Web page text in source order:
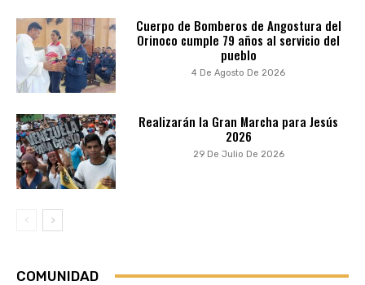
Cuerpo de Bomberos de Angostura del
Orinoco cumple 79 años al servicio del
pueblo
4 De Agosto De 2026
Realizarán la Gran Marcha para Jesús
2026
29 De Julio De 2026
COMUNIDAD